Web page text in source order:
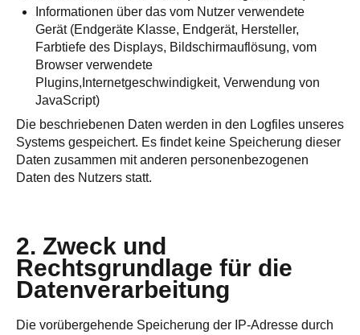
Informationen über das vom Nutzer verwendete
Gerät (Endgeräte Klasse, Endgerät, Hersteller,
Farbtiefe des Displays, Bildschirmauflösung, vom
Browser verwendete
Plugins,Internetgeschwindigkeit, Verwendung von
JavaScript)
Die beschriebenen Daten werden in den Logfiles unseres
Systems gespeichert. Es findet keine Speicherung dieser
Daten zusammen mit anderen personenbezogenen
Daten des Nutzers statt.
2. Zweck und
Rechtsgrundlage für die
Datenverarbeitung
Die vorübergehende Speicherung der IP-Adresse durch